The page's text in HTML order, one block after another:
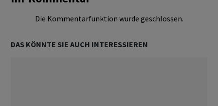
Die Kommentarfunktion wurde geschlossen.
DAS KÖNNTE SIE AUCH INTERESSIEREN